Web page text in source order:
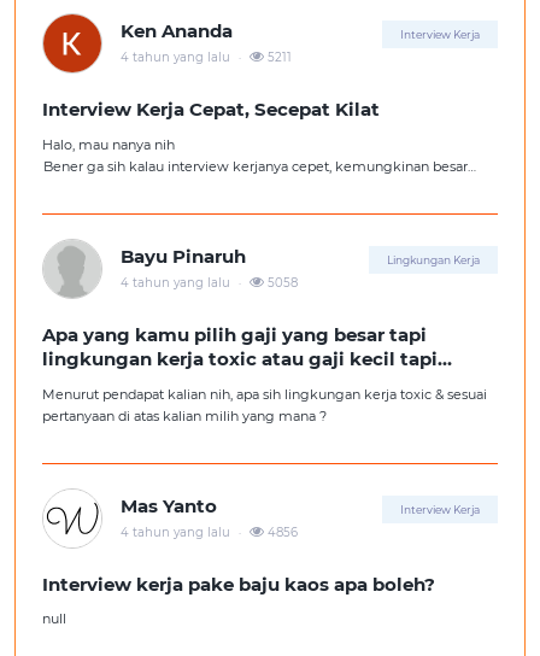
Ken Ananda Interview Kerja
4 tahun yang lalu 5211
Interview Kerja Cepat, Secepat Kilat
Halo, mau nanya nih
Bener ga sih kalau interview kerjanya cepet, kemungkinan besar
Tolong pencerahannya dong kakak-kakak semua, soalnya aku fresh
Bayu Pinaruh Lingkungan Kerja
4 tahun yang lalu 5058
Apa yang kamu pilih gaji yang besar tapi
lingkungan kerja toxic atau gaji kecil tapi
Menurut pendapat kalian nih, apa sih lingkungan kerja toxic & sesuai
pertanyaan di atas kalian milih yang mana ?
Mas Yanto Interview Kerja
4 tahun yang lalu 4856
Interview kerja pake baju kaos apa boleh?
null